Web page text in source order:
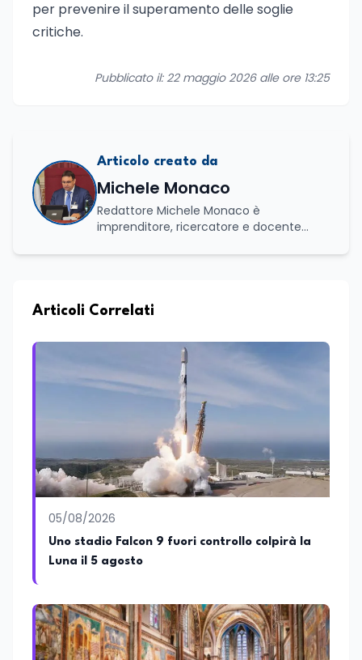
per prevenire il superamento delle soglie
critiche.
Pubblicato il: 22 maggio 2026 alle ore 13:25
Articolo creato da
Michele Monaco
Redattore Michele Monaco è
imprenditore, ricercatore e docente
esperienza nell'innovazione digitale, nella
e Internazionali, è CEO di Adventus
risiede stabilmente) e Presidente
Nazionale di ENBAS, ente bilaterale attivo
nella formazione professionale e nelle
politiche attive per il lavoro. In qualità di
Coordinatore Nazionale dei Progetti di
Ricerca presso ERSAF, guida iniziative che
coniugano intelligenza artificiale e
formazione, tra cui FindYourGoal.it,
piattaforma di orientamento scuola-
lavoro basata sul modello LifeComp,
Avatar4University.Org, sistema AI per la
creazione di corsi universitari con avatar
docente, KeepYouCare.it, piattaforma di
telerefertazione. È inoltre Delegato della
ed è membro del tavolo delle regioni,
dove coordina un progetto per la
creazione di un Hub Formativo in Tunisia.
Articoli Correlati
05/08/2026
Uno stadio Falcon 9 fuori controllo colpirà la
Luna il 5 agosto